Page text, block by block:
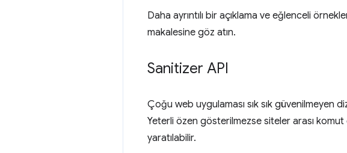
Daha ayrıntılı bir açıklama ve eğlenceli
makalesine göz atın.
Sanitizer API
Çoğu web uygulaması sık sık güvenilmeyen
Yeterli özen gösterilmezse siteler arası komut
yaratılabilir.